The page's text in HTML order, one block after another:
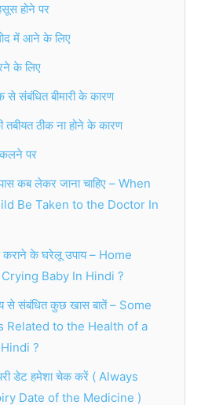
होने पर
में आने के लिए
के लिए
से संबंधित बीमारी के कारण
तबीयत ठीक ना होने के कारण
पर
कब लेकर जाना चाहिए – When
Be Taken to the Doctor In
कराने के घरेलू उपाय – Home
Baby In Hindi ?
से संबंधित कुछ खास बातें – Some
Related to the Health of a
?
डेट हमेशा चेक करें ( Always
Date of the Medicine )